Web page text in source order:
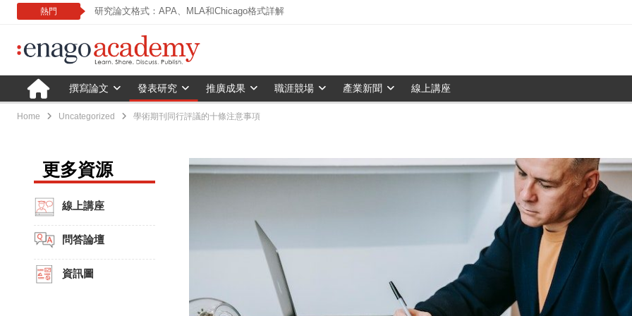
熱門 研究論文格式：APA、MLA和Chicago格式詳解
撰寫論文 發表研究 推廣成果 職涯競場 產業新聞 線上講座
Home Uncategorized 學術期刊同行評議的十條注意事項
更多資源
線上講座
問答論壇
資訊圖